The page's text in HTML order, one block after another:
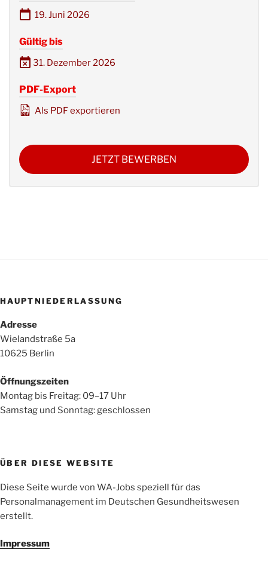
19. Juni 2026
Gültig bis
31. Dezember 2026
PDF-Export
Als PDF exportieren
JETZT BEWERBEN
HAUPTNIEDERLASSUNG
Adresse
Wielandstraße 5a
10625 Berlin
Öffnungszeiten
Montag bis Freitag: 09–17 Uhr
Samstag und Sonntag: geschlossen
ÜBER DIESE WEBSITE
Diese Seite wurde von WA-Jobs speziell für das
Personalmanagement im Deutschen Gesundheitswesen
erstellt.
Impressum